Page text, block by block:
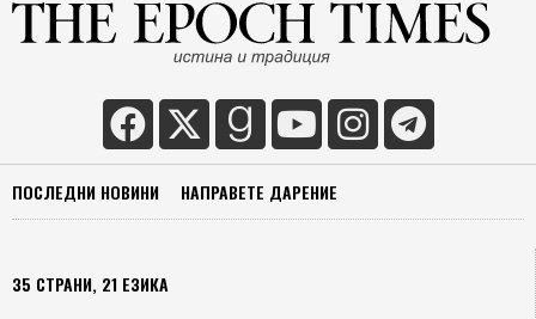
ПОСЛЕДНИ НОВИНИ НАПРАВЕТЕ ДАРЕНИЕ
35 СТРАНИ, 21 ЕЗИКА